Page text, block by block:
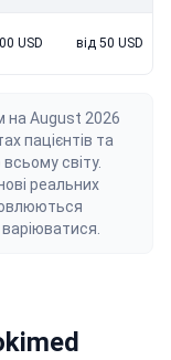
USD від 50 USD
на August 2026
пацієнтів та
всьому світу.
реальних